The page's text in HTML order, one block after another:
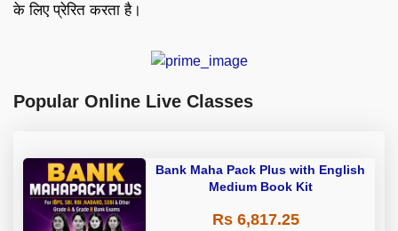
के लिए प्रेरित करता है।
Popular Online Live Classes
Bank Maha Pack Plus with English
Medium Book Kit
Rs 6,817.25